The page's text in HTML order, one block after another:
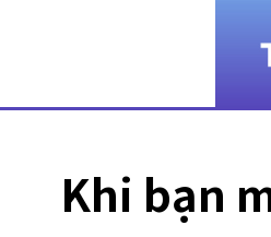
Khi bạn